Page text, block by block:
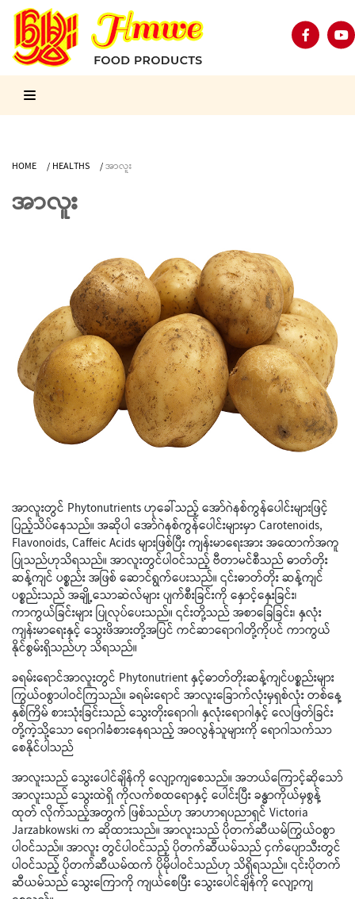
HOME / HEALTHS /အာလူး
အာလူး
အာလူးတွင် Phytonutrients ဟုခေါ်သည့် အော်ဂဲနစ်ကွန်ပေါင်းများဖြင့်
ပြည့်သိပ်နေသည်။ အဆိုပါ အော်ဂဲနစ်ကွန်ပေါင်းများမှာ Carotenoids,
Flavonoids, Caffeic Acids များဖြစ်ပြီး ကျန်းမာရေးအား အထောက်အကူ
ပြုသည်ဟုသိရသည်။ အာလူးတွင်ပါဝင်သည့် ဗီတာမင်စီသည် ဓာတ်တိုး
ဆန့်ကျင် ပစ္စည်း အဖြစ် ဆောင်ရွက်ပေးသည်။ ၎င်းဓာတ်တိုး ဆန့်ကျင်
ပစ္စည်းသည် အချို့သောဆဲလ်များ ပျက်စီးခြင်းကို နှောင့်နှေးခြင်း၊
ကာကွယ်ခြင်းများ ပြုလုပ်ပေးသည်။ ၎င်းတို့သည် အစာခြေခြင်း၊ နှလုံး
ကျန်းမာရေးနှင့် သွေးဖိအားတို့အပြင် ကင်ဆာရောဂါတို့ကိုပင် ကာကွယ်
နိုင်စွမ်းရှိသည်ဟု သိရသည်။
ခရမ်းရောင်အာလူးတွင် Phytonutrient နှင့်ဓာတ်တိုးဆန့်ကျင်ပစ္စည်းများ
ကြွယ်ဝစွာပါဝင်ကြသည်။ ခရမ်းရောင် အာလူးခြောက်လုံးမှရှစ်လုံး တစ်နေ့
နှစ်ကြိမ် စားသုံးခြင်းသည် သွေးတိုးရောဂါ၊ နှလုံးရောဂါနှင့် လေဖြတ်ခြင်း
တို့ကဲ့သို့သော ရောဂါခံစားနေရသည့် အဝလွန်သူများကို ရောဂါသက်သာ
စေနိုင်ပါသည်
အာလူးသည် သွေးပေါင်ချိန်ကို လျော့ကျစေသည်။ အဘယ်ကြောင့်ဆိုသော်
အာလူးသည် သွေးထဲရှိ ကိုလက်စထရောနှင့် ပေါင်းပြီး ခန္ဓာကိုယ်မှစွန့်
ထုတ် လိုက်သည့်အတွက် ဖြစ်သည်ဟု အာဟာရပညာရှင် Victoria
Jarzabkowski က ဆိုထားသည်။ အာလူးသည် ပိုတက်ဆီယမ်ကြွယ်ဝစွာ
ပါဝင်သည်။ အာလူး တွင်ပါဝင်သည့် ပိုတက်ဆီယမ်သည် ငှက်ပျောသီးတွင်
ပါဝင်သည့် ပိုတက်ဆီယမ်ထက် ပိုမိုပါဝင်သည်ဟု သိရှိရသည်။ ၎င်းပိုတက်
ဆီယမ်သည် သွေးကြောကို ကျယ်စေပြီး သွေးပေါင်ချိန်ကို လျော့ကျ